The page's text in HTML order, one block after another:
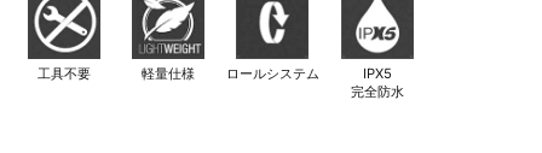
工具不要 軽量仕様 ロールシステム
IPX5
完全防水